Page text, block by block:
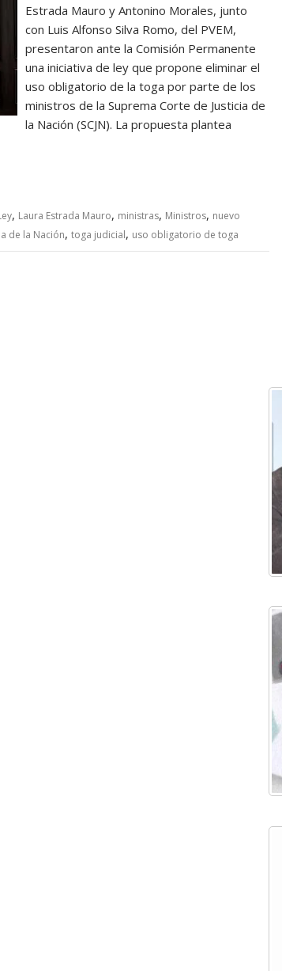
Estrada Mauro y Antonino Morales, junto
con Luis Alfonso Silva Romo, del PVEM,
presentaron ante la Comisión Permanente
una iniciativa de ley que propone eliminar el
uso obligatorio de la toga por parte de los
ministros de la Suprema Corte de Justicia de
la Nación (SCJN). La propuesta plantea
, Laura Estrada Mauro, ministras, Ministros, nuevo
de la Nación, toga judicial, uso obligatorio de toga